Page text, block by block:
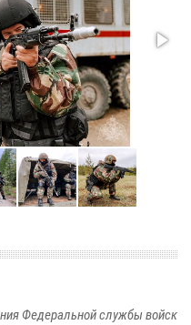
Федеральной службы войск